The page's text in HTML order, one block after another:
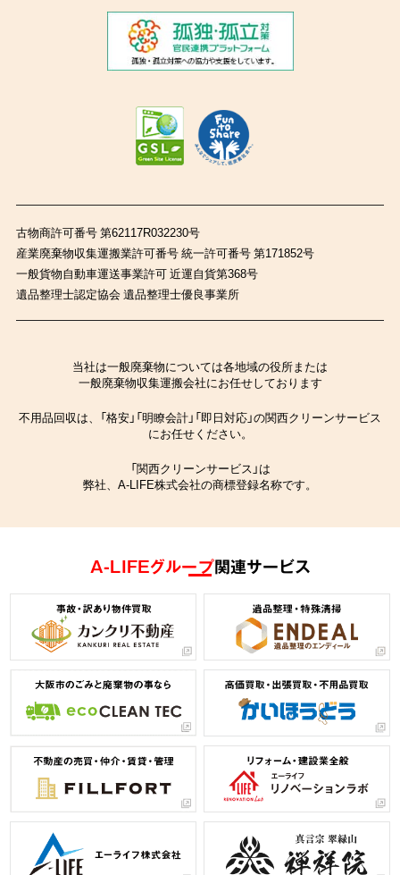
古物商許可番号 第62117R032230号
産業廃棄物収集運搬業許可番号 統一許可番号 第171852号
一般貨物自動車運送事業許可 近運自貨第368号
遺品整理士認定協会 遺品整理士優良事業所
当社は一般廃棄物については各地域の役所または
一般廃棄物収集運搬会社にお任せしております
不用品回収は、「格安」「明瞭会計」「即日対応」の関西クリーンサービス
にお任せください。
「関西クリーンサービス」は
弊社、A-LIFE株式会社の商標登録名称です。
A-LIFEグループ関連サービス